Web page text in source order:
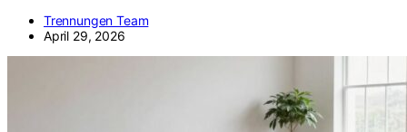
Trennungen Team
April 29, 2026